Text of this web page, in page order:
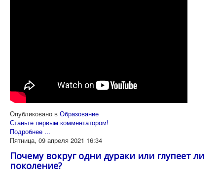
Опубликовано в Образование
Станьте первым комментатором!
Подробнее ...
Пятница, 09 апреля 2021 16:34
Почему вокруг одни дураки или глупеет ли
поколение?